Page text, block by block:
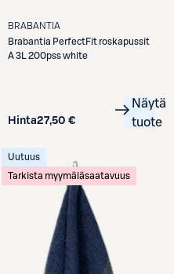
BRABANTIA
Brabantia PerfectFit roskapussit
A 3L 200pss white
Hinta27,50 €
Näytä
tuote
Uutuus
Tarkista myymäläsaatavuus